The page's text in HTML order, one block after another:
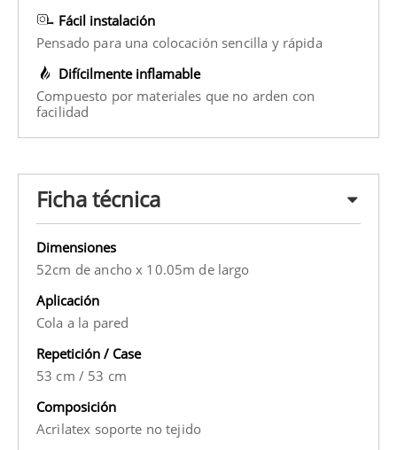
Fácil instalación
Pensado para una colocación sencilla y rápida
Difícilmente inflamable
Compuesto por materiales que no arden con
facilidad
Ficha técnica
Dimensiones
52cm de ancho x 10.05m de largo
Aplicación
Cola a la pared
Repetición / Case
53 cm / 53 cm
Composición
Acrilatex soporte no tejido